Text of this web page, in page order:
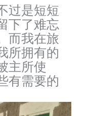
过是短短
下了难忘
而我在旅
所拥有的
主所使
有需要的